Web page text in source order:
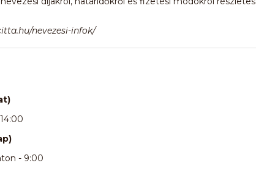
nevezesi-infok/
- 9:00